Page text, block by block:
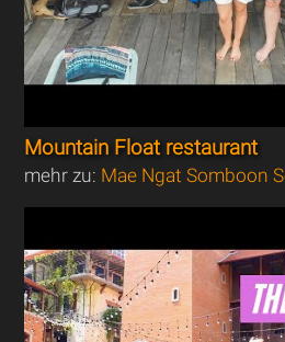
Mountain Float restaurant
mehr zu: Mae Ngat Somboon